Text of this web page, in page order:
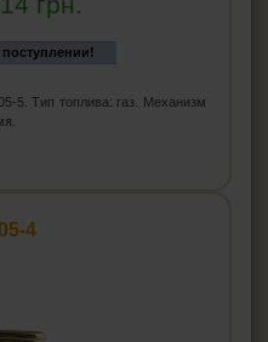
5. Тип топлива: газ. Механизм
4